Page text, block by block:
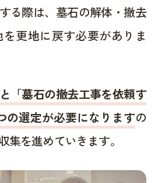
る際は、墓石の解体・撤去
更地に戻す必要がありま
「墓石の撤去工事を依頼す
の選定が必要になりますの
集を進めていきます。